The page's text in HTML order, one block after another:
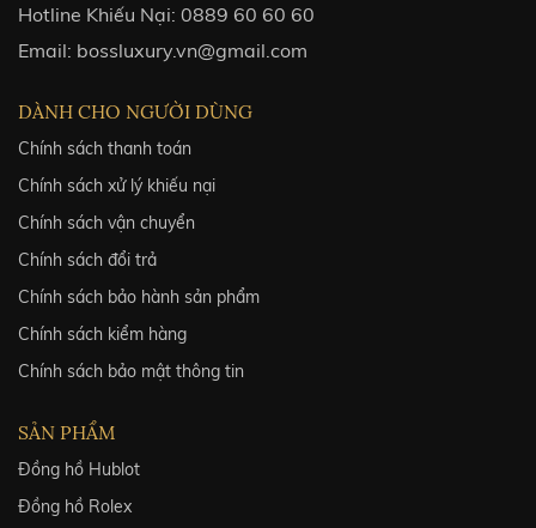
Hotline Khiếu Nại: 0889 60 60 60
Email: bossluxury.vn@gmail.com
DÀNH CHO NGƯỜI DÙNG
Chính sách thanh toán
Chính sách xử lý khiếu nại
Chính sách vận chuyển
Chính sách đổi trả
Chính sách bảo hành sản phẩm
Chính sách kiểm hàng
Chính sách bảo mật thông tin
SẢN PHẨM
Đồng hồ Hublot
Đồng hồ Rolex